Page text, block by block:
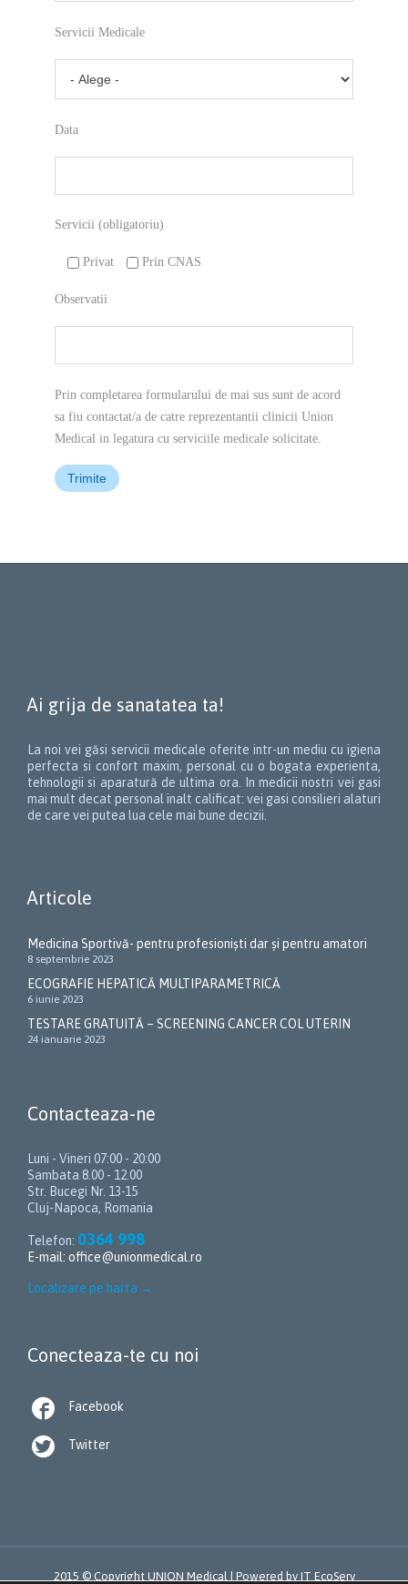
Servicii Medicale
Data
Servicii (obligatoriu)
Privat Prin CNAS
Observatii
Prin completarea formularului de mai sus sunt de acord
sa fiu contactat/a de catre reprezentantii clinicii Union
Medical in legatura cu serviciile medicale solicitate.
Ai grija de sanatatea ta!
La noi vei găsi servicii medicale oferite intr-un mediu cu igiena
perfecta si confort maxim, personal cu o bogata experienta,
tehnologii si aparatură de ultima ora. In medicii nostri vei gasi
mai mult decat personal inalt calificat: vei gasi consilieri alaturi
de care vei putea lua cele mai bune decizii.
Articole
Medicina Sportivă- pentru profesioniști dar și pentru amatori
8 septembrie 2023
ECOGRAFIE HEPATICĂ MULTIPARAMETRICĂ
6 iunie 2023
TESTARE GRATUITĂ – SCREENING CANCER COL UTERIN
24 ianuarie 2023
Contacteaza-ne
Luni - Vineri 07:00 - 20:00
Sambata 8.00 - 12.00
Str. Bucegi Nr. 13-15
Cluj-Napoca, Romania
Telefon: 0364 998
E-mail: office@unionmedical.ro
Localizare pe harta →
Conecteaza-te cu noi
 Facebook
 Twitter
2015 © Copyright UNION Medical | Powered by IT EcoServ